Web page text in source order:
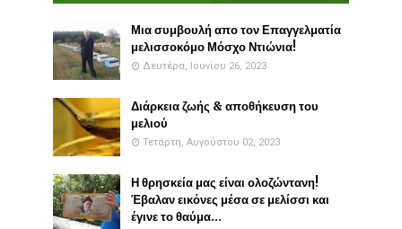
Μια συμβουλή απο τον Επαγγελματία
μελισσοκόμο Μόσχο Ντιώνια!
Δευτέρα, Ιουνίου 26, 2023
Διάρκεια ζωής & αποθήκευση του
μελιού
Τετάρτη, Αυγούστου 02, 2023
Η θρησκεία μας είναι ολοζώντανη!
Έβαλαν εικόνες μέσα σε μελίσσι και
έγινε το θαύμα...